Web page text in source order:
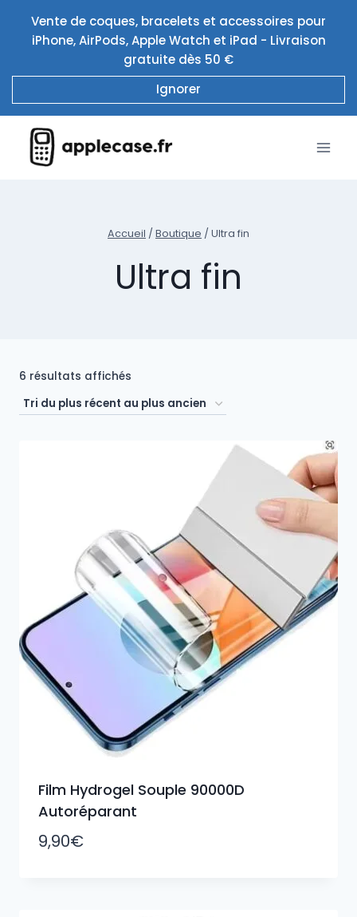
contenu
Vente de coques, bracelets et accessoires pour
iPhone, AirPods, Apple Watch et iPad - Livraison
gratuite dès 50 €
Ignorer
Accueil / Boutique / Ultra fin
Ultra fin
6 résultats affichés
du
Film Hydrogel Souple 90000D
Autoréparant
9,90€